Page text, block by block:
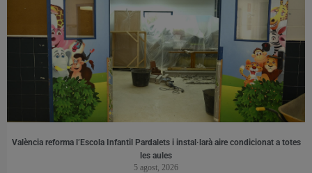
València reforma l’Escola Infantil Pardalets i instal·larà aire condicionat a totes
les aules
5 agost, 2026